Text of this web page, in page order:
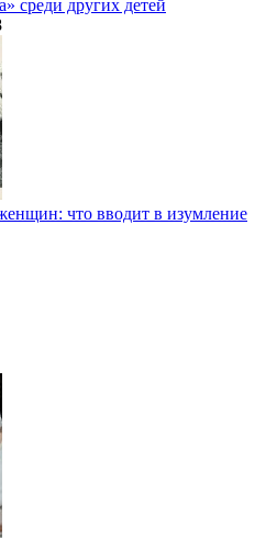
среди других детей
что вводит в изумление